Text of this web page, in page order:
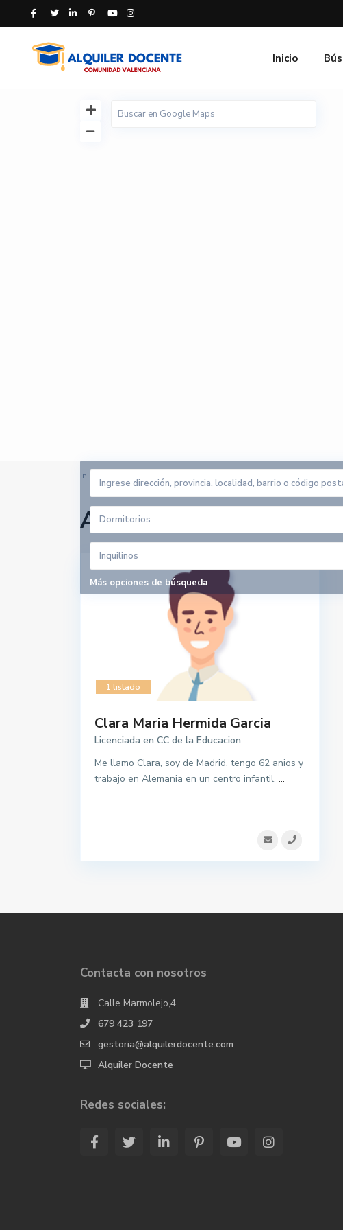
Inicio
Dormitorios
Inquilinos
Más opciones de búsqueda
Inicio
Arrendadores en
1 listado
Clara Maria Hermida Garcia
Licenciada en CC de la Educacion
Me llamo Clara, soy de Madrid, tengo 62 anios y
trabajo en Alemania en un centro infantil. ...
Contacta con nosotros
Calle Marmolejo,4
679 423 197
gestoria@alquilerdocente.com
Alquiler Docente
Redes sociales: